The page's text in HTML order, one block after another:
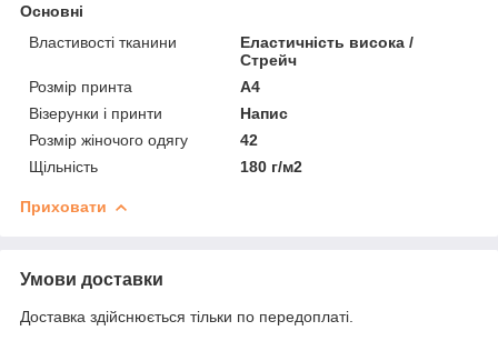
Основні
Властивості тканини
Еластичність висока /
Стрейч
Розмір принта
А4
Візерунки і принти
Напис
Розмір жіночого одягу
42
Щільність
180 г/м2
Приховати
Умови доставки
Доставка здійснюється тільки по передоплаті.